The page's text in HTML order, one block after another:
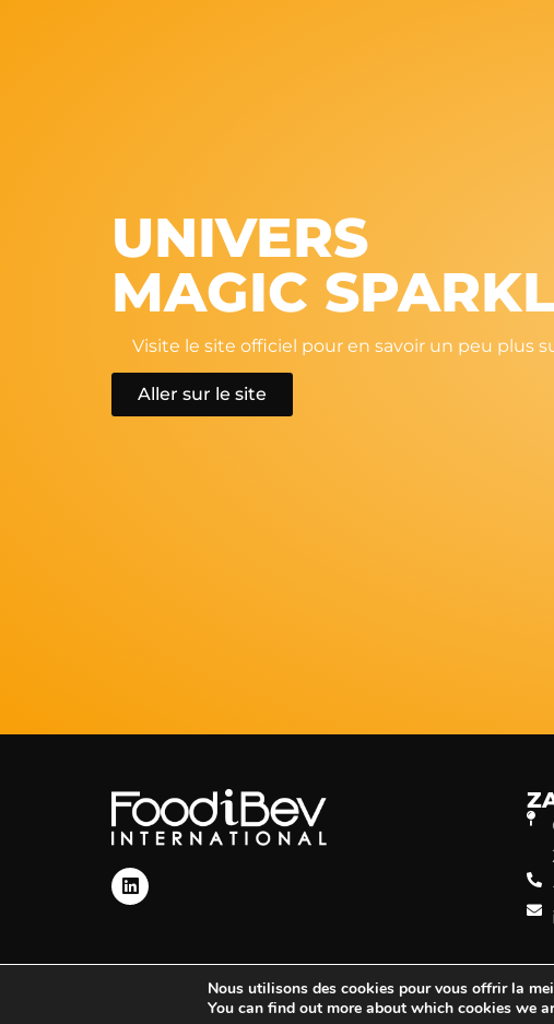
UNIVERS
MAGIC
Visite le site officiel pour en savoir un peu plus
Aller sur le site
©FoodiBev. Todos
Nous utilisons des cookies pour vous offrir la
You can find out more about which cookies we